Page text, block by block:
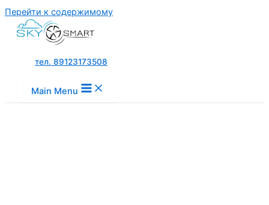
Перейти к содержимому
тел. 89123173508
Main Menu